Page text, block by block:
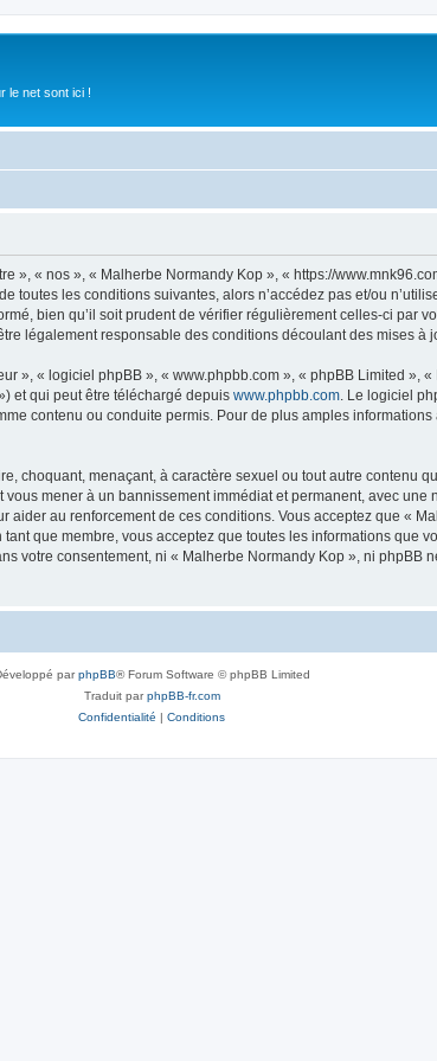
le net sont ici !
», « nos », « Malherbe Normandy Kop », « https://
toutes les conditions suivantes, alors n’accédez pas et/ou
bien qu’il soit prudent de vérifier régulièrement celles-ci par
légalement responsable des conditions découlant des mises à
», « logiciel phpBB », « www.phpbb.com », « phpBB Limited »,
et qui peut être téléchargé depuis www.phpbb.com . Le logiciel
contenu ou conduite permis. Pour de plus amples
choquant, menaçant, à caractère sexuel ou tout autre contenu
mener à un bannissement immédiat et permanent, avec une
au renforcement de ces conditions. Vous acceptez que «
que membre, vous acceptez que toutes les informations que
votre consentement, ni « Malherbe Normandy Kop », ni phpBB
parphpBB® Forum Software © phpBB Limited
Traduit parphpBB-fr.com
Confidentialité | Conditions